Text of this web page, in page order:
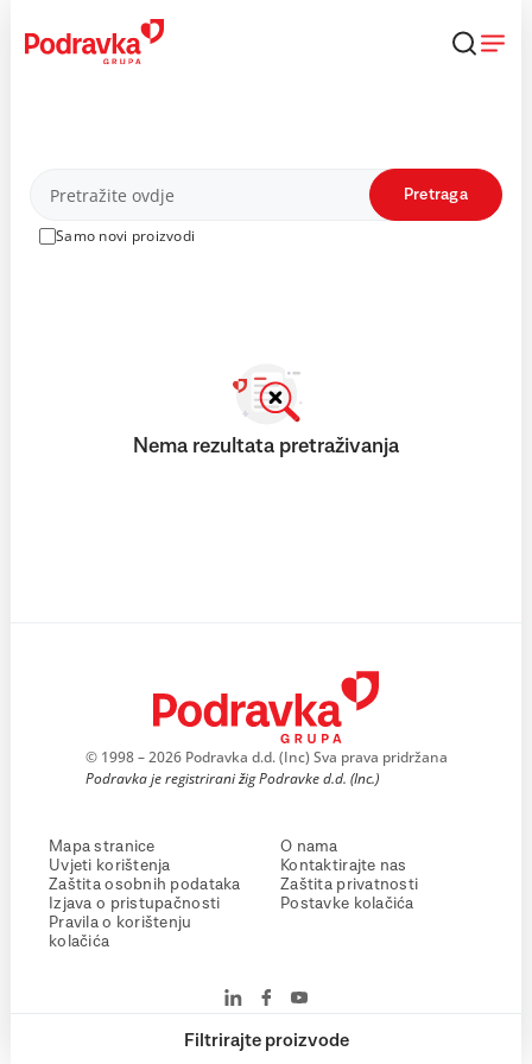
content
Proizvodi
Samo novi proizvodi
Pretraga
Filtrirajte proizvode
Nema rezultata pretraživanja
© 1998 – 2026 Podravka d.d. (Inc) Sva prava pridržana
Podravka je registrirani žig Podravke d.d. (Inc.)
Mapa stranice
Uvjeti korištenja
Zaštita osobnih podataka
Izjava o pristupačnosti
Pravila o korištenju
kolačića
O nama
Kontaktirajte nas
Zaštita privatnosti
Postavke kolačića